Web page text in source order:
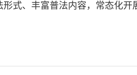
式、丰富普法内容，常态化